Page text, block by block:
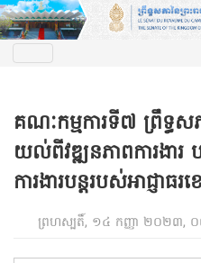
គណៈកម្មការទី៧ ព្រឹទ្ធ
យល់ពីវឌ្ឍនភាពការងា
ការងារបន្តរបស់អាជ្ញាធរខ
ព្រហស្បតិ៍, ១៤ កញ្ញា ២០២៣, ០